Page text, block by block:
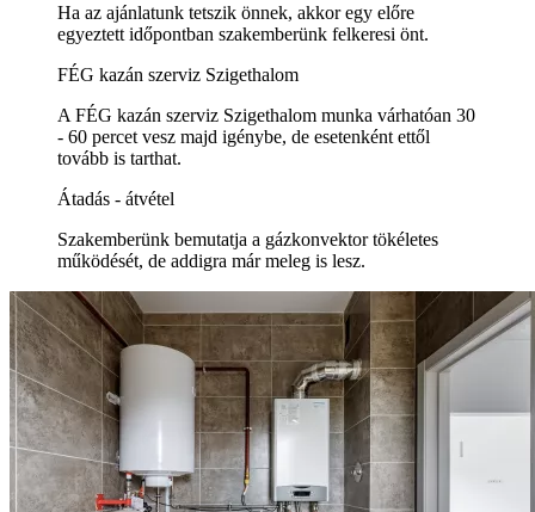
Ha az ajánlatunk tetszik önnek, akkor egy előre
egyeztett időpontban szakemberünk felkeresi önt.
FÉG kazán szerviz Szigethalom
A FÉG kazán szerviz Szigethalom munka várhatóan 30
- 60 percet vesz majd igénybe, de esetenként ettől
tovább is tarthat.
Átadás - átvétel
Szakemberünk bemutatja a gázkonvektor tökéletes
működését, de addigra már meleg is lesz.